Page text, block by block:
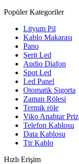
Popüler Kategoriler
Lityum Pil
Kablo Makarası
Pano
Şerit Led
Audio Diafon
Spot Led
Led Panel
Otomatik Sigorta
Zaman Rölesi
Termik röle
Viko Anahtar Priz
Telefon Kablosu
Data Kablosu
Ttr Kablo
Hızlı Erişim